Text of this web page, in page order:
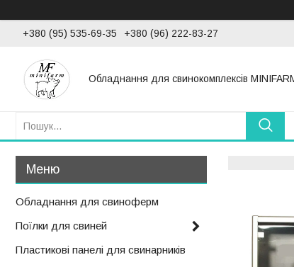
+380 (95) 535-69-35 +380 (96) 222-83-27
Обладнання для свинокомплексів
Обладнання для свиноферм
Поїлки для свиней
Пластикові панелі для свинарників